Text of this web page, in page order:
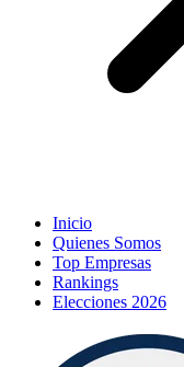
Inicio
Quienes Somos
Top Empresas
Rankings
Elecciones 2026